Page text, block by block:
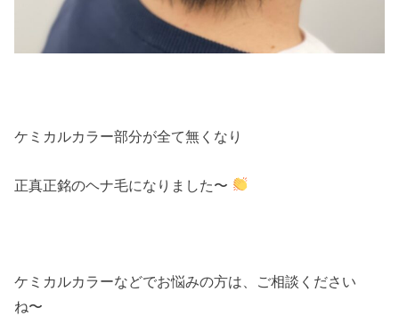
ケミカルカラー部分が全て無くなり
正真正銘のヘナ毛になりました〜
ケミカルカラーなどでお悩みの方は、ご相談ください
ね〜